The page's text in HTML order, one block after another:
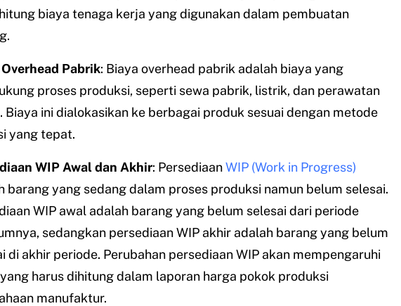
biaya tenaga kerja yang digunakan dalam pembuatan
Pabrik: Biaya overhead pabrik adalah biaya yang
proses produksi, seperti sewa pabrik, listrik, dan perawatan
Biaya ini dialokasikan ke berbagai produk sesuai dengan metode
yang tepat.
WIP Awal dan Akhir: PersediaanWIP (Work in Progress)
barang yang sedang dalam proses produksi namun belum selesai.
WIP awal adalah barang yang belum selesai dari periode
sedangkan persediaan WIP akhir adalah barang yang belum
di akhir periode. Perubahan persediaan WIP akan mempengaruhi
harus dihitung dalam laporan harga pokok produksi
manufaktur.